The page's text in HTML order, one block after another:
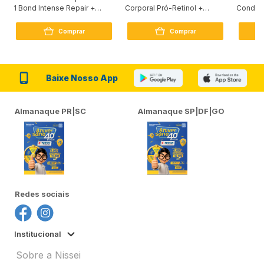
1 Bond Intense Repair +
Comprar
Corporal Pró-Retinol +
Comprar
Baixe Nosso App
Almanaque PR|SC Almanaque SP|DF|GO
Redes sociais
Institucional
Sobre a Nissei